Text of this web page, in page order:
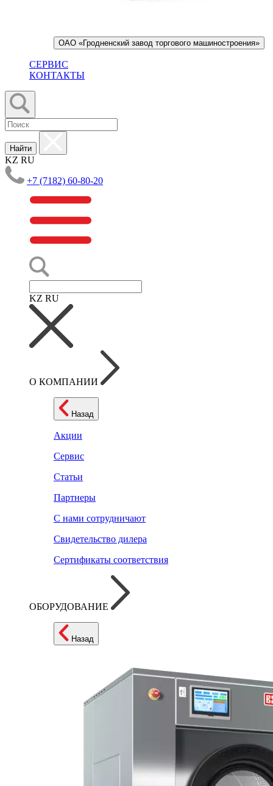
ОАО «Гродненский завод торгового машиностроения»
СЕРВИС
КОНТАКТЫ
Найти
KZ RU
+7 (7182) 60-80-20
KZ RU
О КОМПАНИИ
Назад
Акции
Сервис
Статьи
Партнеры
С нами сотрудничают
Свидетельство дилера
Сертификаты соответствия
ОБОРУДОВАНИЕ
Назад